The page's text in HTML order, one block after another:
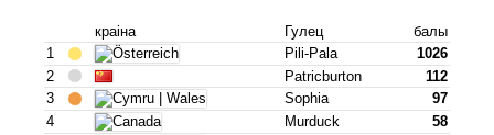
краіна Гулец
балы
1
Pili-Pala
1026
2
Patricburton
112
3
Sophia
97
4
Murduck
58